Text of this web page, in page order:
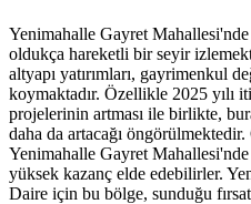
Yenimahalle Gayret
oldukça hareketli bir seyir
altyapı yatırımları, gayrimenkul
koymaktadır. Özellikle 2025 yılı
projelerinin artması ile birlikte,
daha da artacağı öngörülmektedir.
Yenimahalle Gayret
yüksek kazanç elde edebilirler.
Daire için bu bölge, sunduğu